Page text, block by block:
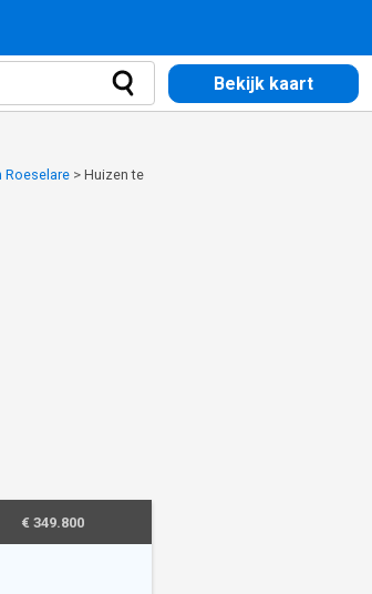
Bekijk kaart
Roeselare > Huizen te
€ 349.800